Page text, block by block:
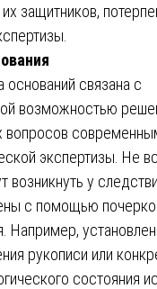
защитников,
оснований связана с
возможностью
вопросов
экспертизы. Не
возникнуть у
с помощью
Например,
рукописи или
состояния